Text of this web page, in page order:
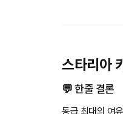
스타리아
💬 한줄 결론
동급 최대의 여